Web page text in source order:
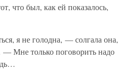
что был, как ей показалось,
я не голодна, — солгала она,
— Мне только поговорить надо